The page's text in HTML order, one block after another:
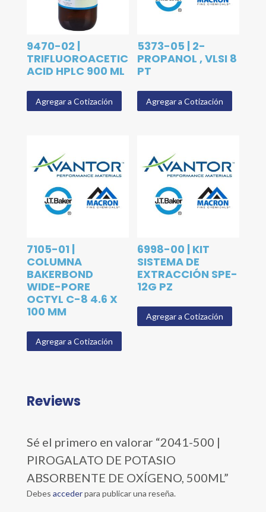
9470-02 |
TRIFLUOROACETIC
ACID HPLC 900 ML
Agregar a Cotización
5373-05 | 2-
PROPANOL , VLSI 8
PT
Agregar a Cotización
7105-01 |
COLUMNA
BAKERBOND
WIDE-PORE
OCTYL C-8 4.6 X
100 MM
Agregar a Cotización
6998-00 | KIT
SISTEMA DE
EXTRACCIÓN SPE-
12G PZ
Agregar a Cotización
Reviews
Sé el primero en valorar “2041-500 |
PIROGALATO DE POTASIO
ABSORBENTE DE OXÍGENO, 500ML”
Debes accederpara publicar una reseña.